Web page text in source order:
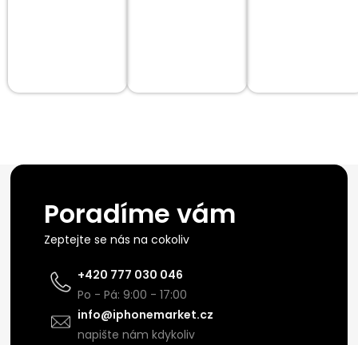
Poradíme vám
Zeptejte se nás na cokoliv
+420 777 030 046
Po - Pá: 9:00 - 17:00
info@iphonemarket.cz
napište nám kdykoliv